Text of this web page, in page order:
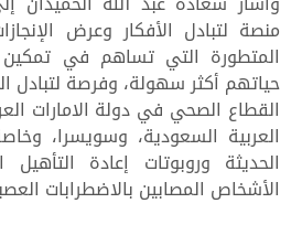
منصة لتبادل الأفكار وعرض
المتطورة التي تساهم في
حياتهم أكثر سهولة، وفرصة لتبادل
القطاع الصحي في دولة الامارات
العربية السعودية، وسويسرا،
الحديثة وروبوتات إعادة
الأشخاص المصابين بالاضطرابات